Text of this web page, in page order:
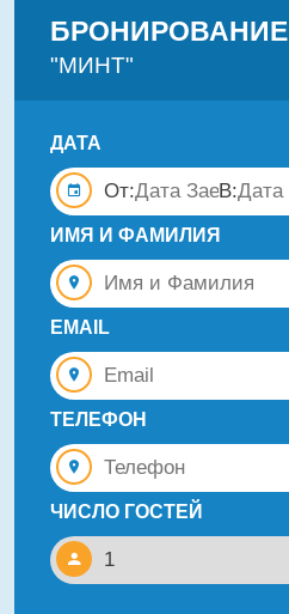
БРОНИРОВАНИЕ
"МИНТ"
ДАТА
От: В:
ИМЯ И ФАМИЛИЯ
EMAIL
ТЕЛЕФОН
ЧИСЛО ГОСТЕЙ